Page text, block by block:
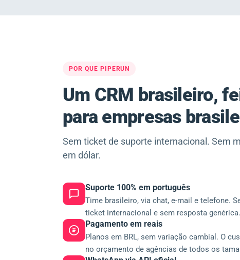
POR QUE PIPERUN
Um CRM brasileiro,
para empresas
Sem ticket de suporte internacional. Sem
em dólar.
Suporte 100% em português
Time brasileiro, via chat, e-mail e telefone.
ticket internacional e sem resposta genérica.
Pagamento em reais
Planos em BRL, sem variação cambial. O
no orçamento de agências de todos os